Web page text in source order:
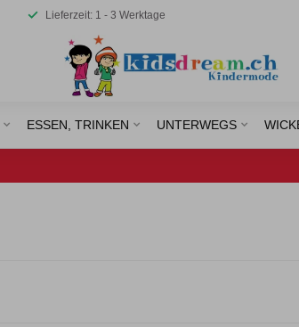
Lieferzeit: 1 - 3 Werktage
ESSEN, TRINKEN UNTERWEGS